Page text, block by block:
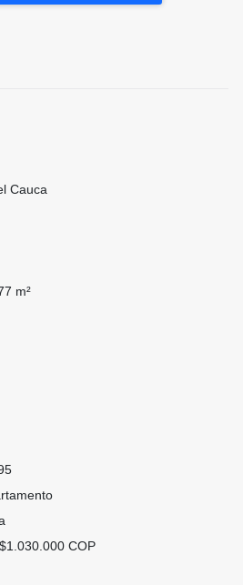
Cauca
m²
$1.030.000 COP